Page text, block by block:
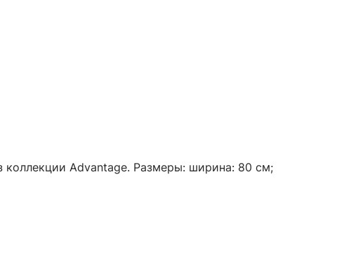
коллекции Advantage. Размеры: ширина: 80 см;